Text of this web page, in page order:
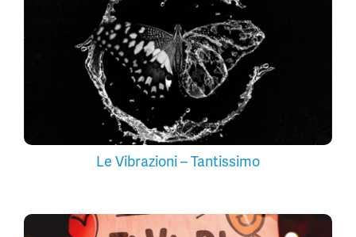
Le Vibrazioni – Tantissimo